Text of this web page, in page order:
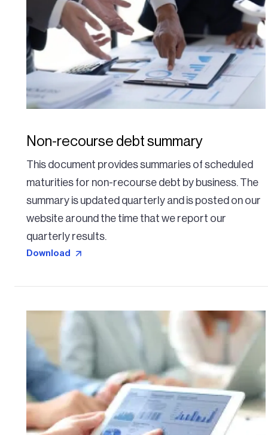
Non-recourse debt summary
This document provides summaries of scheduled
maturities for non-recourse debt by business. The
summary is updated quarterly and is posted on our
website around the time that we report our
quarterly results.
Download